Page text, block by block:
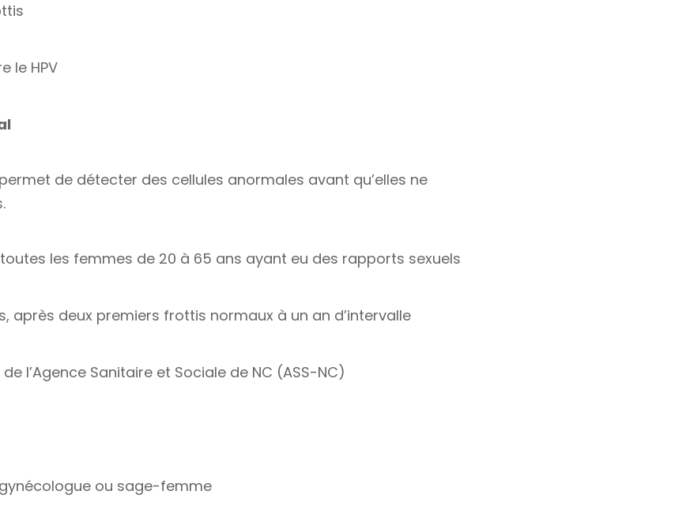
le HPV
de détecter des cellules anormales avant qu’elles ne
les femmes de 20 à 65 ans ayant eu des rapports sexuels
après deux premiers frottis normaux à un an d’intervalle
l’Agence Sanitaire et Sociale de NC (ASS-NC)
ou sage-femme